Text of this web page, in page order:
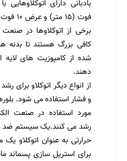
برخی از اتوکلاوها در صنعت
کافی بزرگ هستند تا بدنه
شده از کامپوزیت های
دهند.
از انواع دیگر اتوکلاو برای
و فشار استفاده می شود.
مورد استفاده در صنعت
رشد می کنند.یک سیستم ضد
حرارتی به عنوان اتوکلاو
برای استریل سازی پسماند